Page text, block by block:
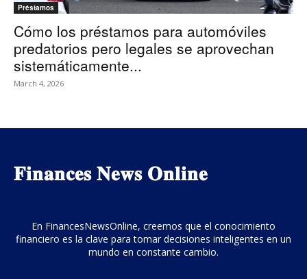
Préstamos
Cómo los préstamos para automóviles
predatorios pero legales se aprovechan
sistemáticamente...
March 4, 2026
𝐅𝐢𝐧𝐚𝐧𝐜𝐞𝐬 𝐍𝐞𝐰𝐬 𝐎𝐧𝐥𝐢𝐧𝐞
En FinancesNewsOnline, creemos que el conocimiento
financiero es la clave para tomar decisiones inteligentes en un
mundo en constante cambio.